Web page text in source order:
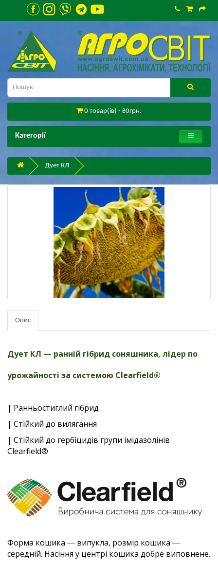
0 товар(ів) - ₴0грн.
Категорії
Дует КЛ
Опис
Дует КЛ — ранній гібрид соняшника, лідер по
урожайності за системою Clearfield®
| Ранньостиглий гібрид
| Стійкий до вилягання
| Стійкий до гербіцидів групи імідазолінів
Clearfield®
Форма кошика ― випукла, розмір кошика ―
середній. Насіння у центрі кошика добре виповнене.